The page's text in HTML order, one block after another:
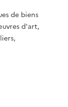
de biens
d'art,